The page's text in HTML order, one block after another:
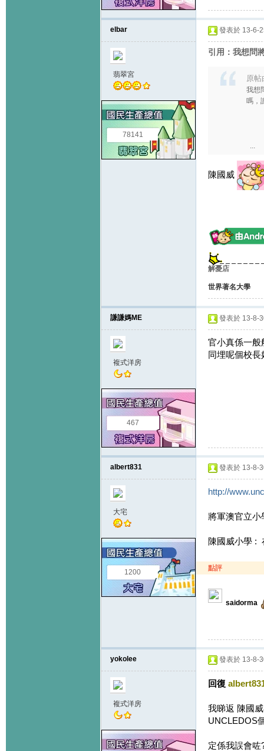
elbar
翡翠宮
78141
發表於 13-6-
引用：我想問
原
我想
嗎，
...
陳國威
解憂店
世界著名大學
謙謙媽ME
複式洋房
467
發表於 13-8-
官小真係一般
同埋呢個校
albert831
大宅
1200
發表於 13-8-
http://
將軍澳官立小
陳國威小學 :
點評
saidorma
yokolee
複式洋房
發表於 13-8-
回復
我睇返 陳國
UNCLEDOS
定係我誤會咗